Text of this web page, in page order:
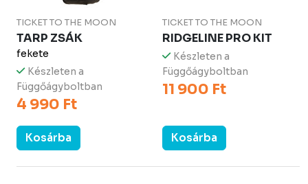
TICKET TO THE MOON
TARP ZSÁK
fekete
Készleten a
Függőágyboltban
4 990 Ft
Kosárba
TICKET TO THE MOON
RIDGELINE PRO KIT
Készleten a
Függőágyboltban
11 900 Ft
Kosárba